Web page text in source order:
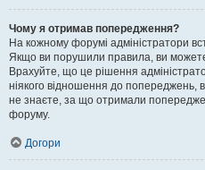
Чому я отримав попередження?
На кожному форумі адміністратори
Якщо ви порушили правила, ви
Врахуйте, що це рішення
ніякого відношення до попереджень,
не знаєте, за що отримали
форуму.
Догори